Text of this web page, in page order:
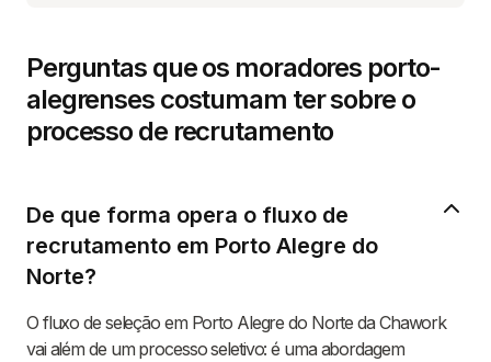
Perguntas que os moradores porto-
alegrenses costumam ter sobre o
processo de recrutamento
De que forma opera o fluxo de
recrutamento em Porto Alegre do
Norte?
O fluxo de seleção em Porto Alegre do Norte da Chawork
vai além de um processo seletivo: é uma abordagem